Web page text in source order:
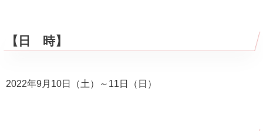
【日 時】
2022年9月10日（土）～11日（日）